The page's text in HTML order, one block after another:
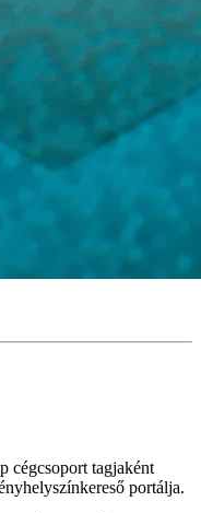
cégcsoport tagjaként
portálja.